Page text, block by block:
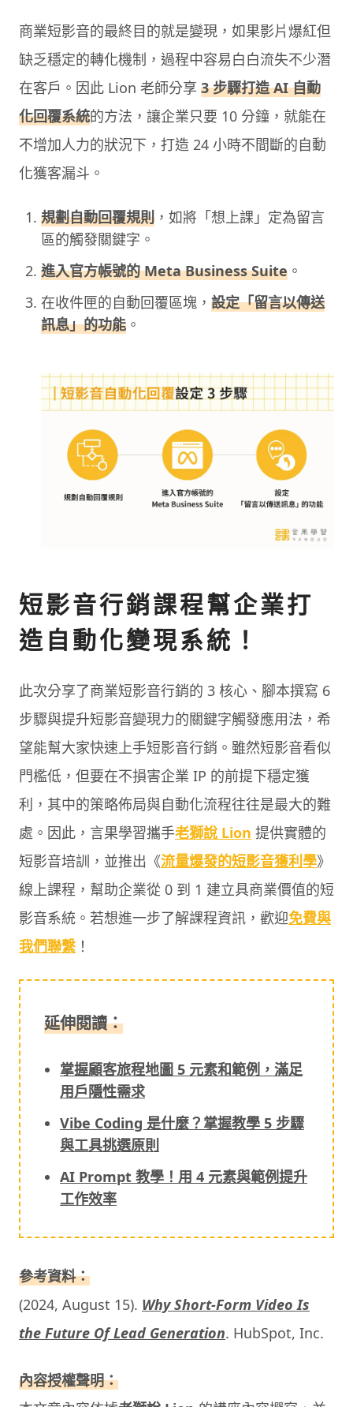
商業短影音的最終目的就是變現，如果影片爆紅但
缺乏穩定的轉化機制，過程中容易白白流失不少潛
在客戶。因此 Lion 老師分享 3 步驟打造 AI 自動
化回覆系統的方法，讓企業只要 10 分鐘，就能在
不增加人力的狀況下，打造 24 小時不間斷的自動
化獲客漏斗。
規劃自動回覆規則 ，如將「想上課」定為留言
區的觸發關鍵字。
進入官方帳號的 Meta Business Suite 。
在收件匣的自動回覆區塊， 設定「留言以傳送
訊息」的功能 。
短影音行銷課程幫企業打
造自動化變現系統！
此次分享了商業短影音行銷的 3 核心、腳本撰寫 6
步驟與提升短影音變現力的關鍵字觸發應用法，希
望能幫大家快速上手短影音行銷。雖然短影音看似
門檻低，但要在不損害企業 IP 的前提下穩定獲
利，其中的策略佈局與自動化流程往往是最大的難
處。因此，言果學習攜手老獅說 Lion 提供實體的
短影音培訓，並推出《流量爆發的短影音獲利學》
線上課程，幫助企業從 0 到 1 建立具商業價值的短
影音系統。若想進一步了解課程資訊，歡迎免費與
我們聯繫！
延伸閱讀：
掌握顧客旅程地圖 5 元素和範例，滿足
用戶隱性需求
Vibe Coding 是什麼？掌握教學 5 步驟
與工具挑選原則
AI Prompt 教學！用 4 元素與範例提升
工作效率
參考資料：
(2024, August 15). Why Short-Form Video Is
the Future Of Lead Generation. HubSpot, Inc.
內容授權聲明：